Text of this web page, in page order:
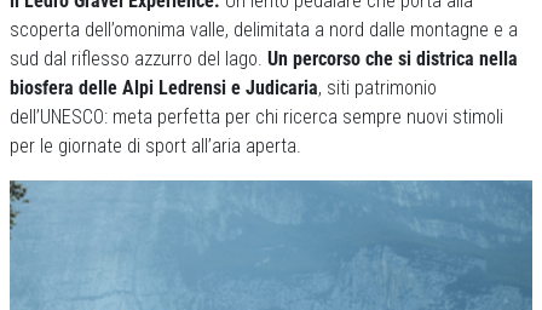
scoperta dell’omonima valle, delimitata a nord dalle montagne e a
sud dal riflesso azzurro del lago. Un percorso che si districa nella
biosfera delle Alpi Ledrensi e Judicaria, siti patrimonio
dell’UNESCO: meta perfetta per chi ricerca sempre nuovi stimoli
per le giornate di sport all’aria aperta.